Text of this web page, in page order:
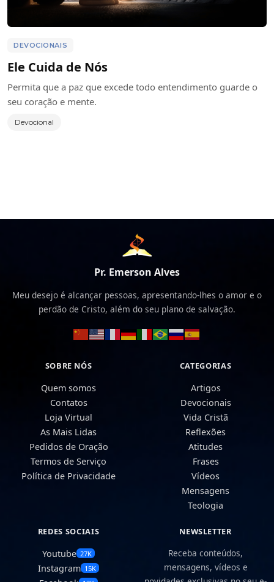
DEVOCIONAIS
Ele Cuida de Nós
Permita que a paz que excede todo entendimento guarde o
seu coração e mente.
Devocional
Pr. Emerson Alves
Meu desejo é alcançar pessoas, apresentando-lhes o amor e o
perdão de Cristo, além do seu plano de salvação.
SOBRE NÓS
Quem somos
Contatos
Loja Virtual
As Mais Lidas
Pedidos de Oração
Termos de Serviço
Política de Privacidade
CATEGORIAS
Artigos
Devocionais
Vida Cristã
Reflexões
Atitudes
Frases
Vídeos
Mensagens
Teologia
REDES SOCIAIS
Youtube 27K
Instagram 15K
NEWSLETTER
Receba conteúdos,
mensagens, vídeos e